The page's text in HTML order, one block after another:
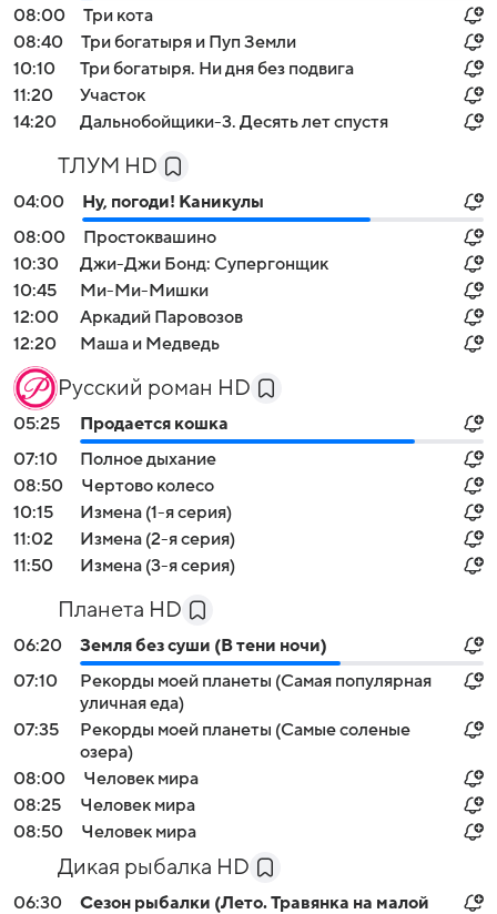
08:00
Три кота
08:40
Три богатыря и Пуп Земли
10:10
Три богатыря. Ни дня без подвига
11:20
Участок
14:20
Дальнобойщики-3. Десять лет спустя
ТЛУМ HD
04:00
Ну, погоди! Каникулы
08:00
Простоквашино
10:30
Джи-Джи Бонд: Супергонщик
10:45
Ми-Ми-Мишки
12:00
Аркадий Паровозов
12:20
Маша и Медведь
Русский роман HD
05:25
Продается кошка
07:10
Полное дыхание
08:50
Чертово колесо
10:15
Измена (1-я серия)
11:02
Измена (2-я серия)
11:50
Измена (3-я серия)
Планета HD
06:20
Земля без суши (В тени ночи)
07:10
Рекорды моей планеты (Самая популярная
уличная еда)
07:35
Рекорды моей планеты (Самые соленые
озера)
08:00
Человек мира
08:25
Человек мира
08:50
Человек мира
Дикая рыбалка HD
06:30
Сезон рыбалки (Лето. Травянка на малой